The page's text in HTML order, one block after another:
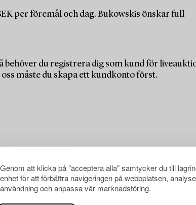
Genom att klicka på "acceptera alla" samtycker du till
enhet för att förbättra navigeringen på webbplatsen,
användning och anpassa vår marknadsföring.
per föremål och dag. Bukowskis önskar full
behöver du registrera dig som kund för
måste du skapa ett kundkonto först.